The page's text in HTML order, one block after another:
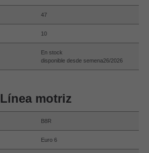
47
10
En stock
disponible desde semena26/2026
Línea motriz
B8R
Euro 6